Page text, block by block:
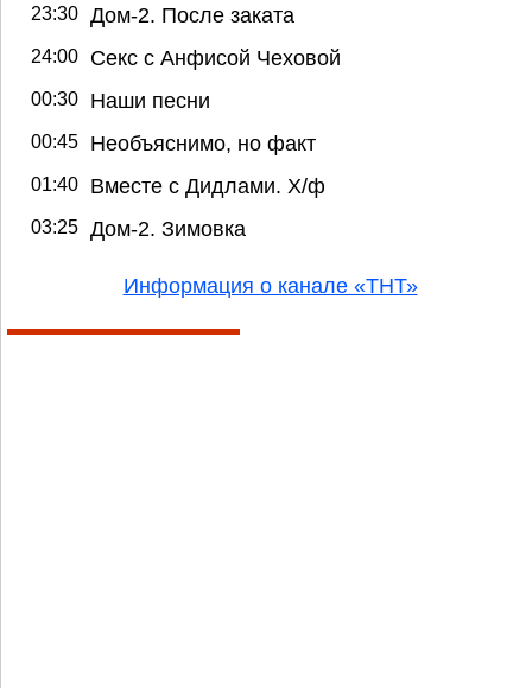
23:30 Дом-2. После заката
24:00 Секс с Анфисой Чеховой
00:30 Наши песни
00:45 Необъяснимо, но факт
01:40 Вместе с Дидлами. Х/ф
03:25 Дом-2. Зимовка
Информация о канале «ТНТ»